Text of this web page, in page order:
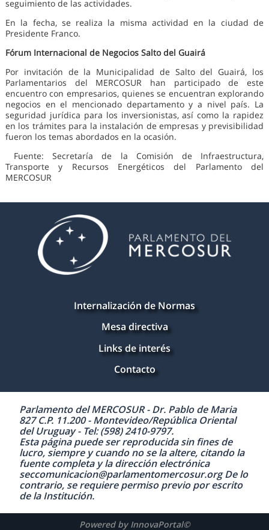
seguimiento de las actividades.
En la fecha, se realiza la misma actividad en la ciudad de
Presidente Franco.
Fórum Internacional de Negocios Salto del Guairá
Por invitación de la Municipalidad de Salto del Guairá, los
Parlamentarios del MERCOSUR han participado de este
encuentro con empresarios, quienes se encuentran explorando
negocios en el mencionado departamento y a nivel país. La
seguridad jurídica para los inversionistas, así como la rapidez
en los trámites para la instalación de empresas y previsibilidad
fueron los temas abordados en la ocasión.
Fuente: Secretaría de la Comisión de Infraestructura,
Transporte y Recursos Energéticos del Parlamento del
MERCOSUR
Internalización de Normas
Mesa directiva
Links de interés
Contacto
Parlamento del MERCOSUR - Dr. Pablo de Maria
827 C.P. 11.200 - Montevideo/República Oriental
del Uruguay - Tel: (598) 2410-9797.
Esta página puede ser reproducida sin fines de
lucro, siempre y cuando no se la altere, citando la
fuente completa y la dirección electrónica
seccomunicacion@parlamentomercosur.org De lo
contrario, se requiere permiso previo por escrito
de la Institución.
Powered by InnovaPortal©